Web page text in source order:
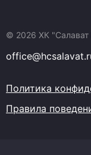
© 2026 ХК
Политика
Правила